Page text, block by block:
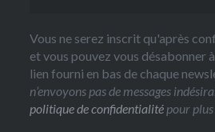
Vous ne serez inscrit qu'après
et vous pouvez vous désabonner
lien fourni en bas de chaque
n’envoyons pas de messages
politique de confidentialité pour